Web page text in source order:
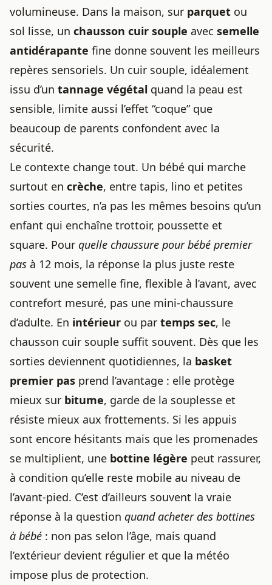
volumineuse. Dans la maison, sur parquet ou
sol lisse, un chausson cuir souple avec semelle
antidérapante fine donne souvent les meilleurs
repères sensoriels. Un cuir souple, idéalement
issu d’un tannage végétal quand la peau est
sensible, limite aussi l’effet “coque” que
beaucoup de parents confondent avec la
sécurité.
Le contexte change tout. Un bébé qui marche
surtout en crèche, entre tapis, lino et petites
sorties courtes, n’a pas les mêmes besoins qu’un
enfant qui enchaîne trottoir, poussette et
square. Pour quelle chaussure pour bébé premier
pas à 12 mois, la réponse la plus juste reste
souvent une semelle fine, flexible à l’avant, avec
contrefort mesuré, pas une mini-chaussure
d’adulte. En intérieur ou par temps sec, le
chausson cuir souple suffit souvent. Dès que les
sorties deviennent quotidiennes, la basket
premier pas prend l’avantage : elle protège
mieux sur bitume, garde de la souplesse et
résiste mieux aux frottements. Si les appuis
sont encore hésitants mais que les promenades
se multiplient, une bottine légère peut rassurer,
à condition qu’elle reste mobile au niveau de
l’avant-pied. C’est d’ailleurs souvent la vraie
réponse à la question quand acheter des bottines
à bébé : non pas selon l’âge, mais quand
l’extérieur devient régulier et que la météo
impose plus de protection.